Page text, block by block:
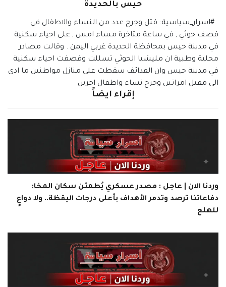
حيس بالحديدة
#اسرار_سياسية: قتل وجرح عدد من النساء والاطفال في
قصف حوثي , في ساعة متاخرة مساء امس , على احياء سكنية
في مدينة حيس بمحافظة الحديدة غربي اليمن . وقالت مصادر
محلية وطبية ان مليشيا الحوثي تسللت وقصفت احياء سكنية
في مدينة حيس وان القذائف سقطت على منازل مواطنين ما ادى
الى مقتل امراتين وجرح نساء واطفال اخرين
إقراء ايضاً
وردنا الان | عاجل : مصدر عسكري يُطمئن سكان المخا:
دفاعاتنا ترصد وتدمر الأهداف بأعلى درجات اليقظة.. ولا دواعٍ
للهلع